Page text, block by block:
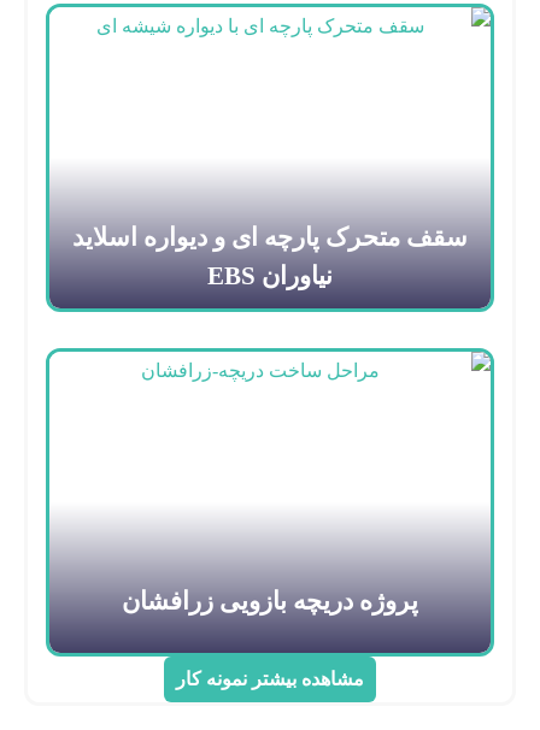
سقف متحرک پارچه ای و دیواره اسلاید
نیاوران EBS
پروژه دریچه بازویی زرافشان
مشاهده بیشتر نمونه کار